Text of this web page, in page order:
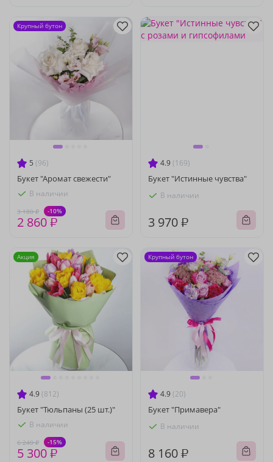
5 (96)
Букет "Аромат свежести"
В наличии
3 180 ₽ -10%
2 860 ₽
Крупный бутон
4.9 (169)
Букет "Истинные чувства"
В наличии
3 970 ₽
4.9 (812)
Букет "Тюльпаны (25 шт.)"
В наличии
6 240 ₽ -15%
5 300 ₽
Акция
4.9 (20)
Букет "Примавера"
В наличии
8 160 ₽
Крупный бутон